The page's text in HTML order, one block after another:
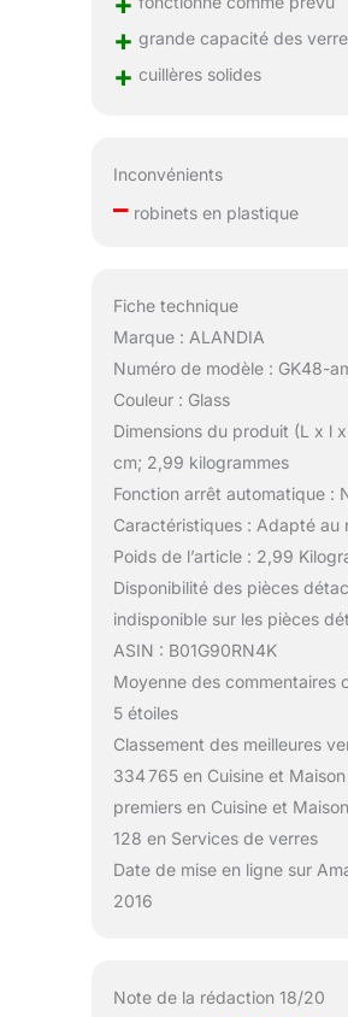
+ grande capacité des
+ cuillères solides
Inconvénients
–robinets en plastique
Fiche technique
Marque : ALANDIA
Numéro de modèle : GK48-
Couleur : Glass
Dimensions du produit (L x l
cm; 2,99 kilogrammes
Fonction arrêt automatique :
Caractéristiques : Adapté au
Poids de l’article : 2,99
Disponibilité des pièces
indisponible sur les pièces
ASIN : B01G90RN4K
Moyenne des commentaires
5 étoiles
Classement des meilleures
334 765 en Cuisine et
premiers en Cuisine et
128 en Services de verres
Date de mise en ligne sur
2016
Note de la rédaction 18/20